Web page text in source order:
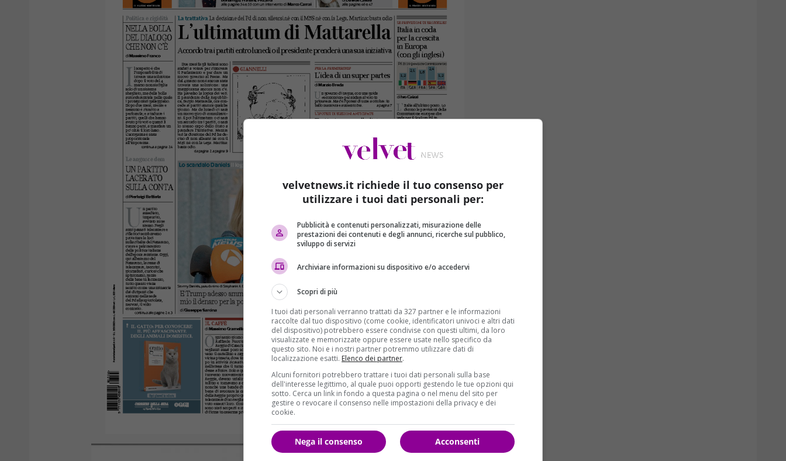
velvetnews.it richiede il tuo consenso per
utilizzare i tuoi dati personali per:
Pubblicità e contenuti personalizzati, misurazione delle
prestazioni dei contenuti e degli annunci, ricerche sul pubblico,
sviluppo di servizi
Archiviare informazioni su dispositivo e/o accedervi
Scopri di più
I tuoi dati personali verranno trattati da 327 partner e le informazioni
raccolte dal tuo dispositivo (come cookie, identificatori univoci e altri dati
del dispositivo) potrebbero essere condivise con questi ultimi, da loro
visualizzate e memorizzate oppure essere usate nello specifico da
questo sito. Noi e i nostri partner potremmo utilizzare dati di
localizzazione esatti. Elenco dei partner.
Alcuni fornitori potrebbero trattare i tuoi dati personali sulla base
dell'interesse legittimo, al quale puoi opporti gestendo le tue opzioni qui
sotto. Cerca un link in fondo a questa pagina o nel menu del sito per
gestire o revocare il consenso nelle impostazioni della privacy e dei
cookie.
Acconsenti
Nega il consenso